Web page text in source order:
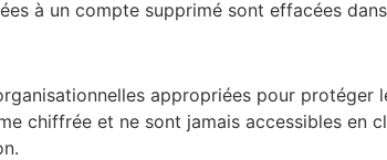
à un compte supprimé sont effacées
appropriées pour
chiffrée et ne sont jamais accessibles en